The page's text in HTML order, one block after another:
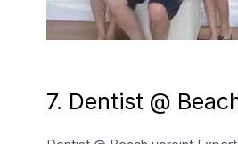
7. Dentist @